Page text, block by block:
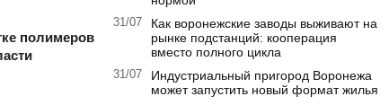
полимеров
31/07
Как воронежские заводы выживают на
рынке подстанций: кооперация
вместо полного цикла
31/07
Индустриальный пригород Воронежа
может запустить новый формат жилья